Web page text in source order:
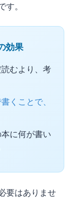
す。
効果
読むより、考
くことで、
本に何が書い
要はありませ